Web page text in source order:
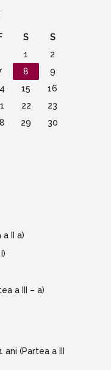
S
S
1
2
8
9
15
16
22
23
29
30
II a)
a III – a)
(Partea a III